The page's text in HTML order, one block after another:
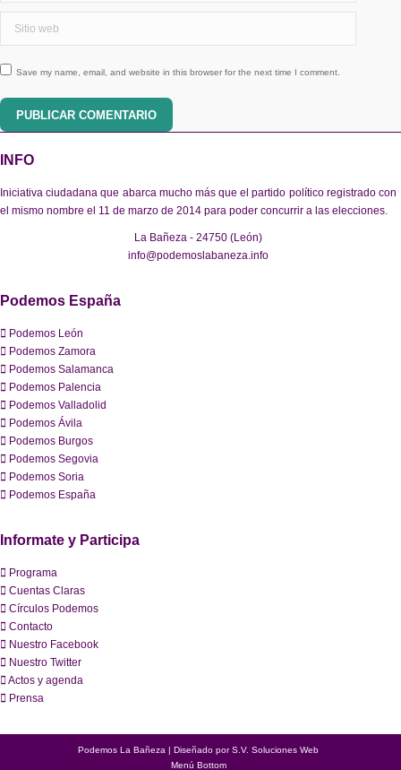
Save my name, email, and website in this browser for the next time I comment.
PUBLICAR COMENTARIO
INFO
Iniciativa ciudadana que abarca mucho más que el partido político registrado con
el mismo nombre el 11 de marzo de 2014 para poder concurrir a las elecciones.
La Bañeza - 24750 (León)
info@podemoslabaneza.info
Podemos España
Podemos León
Podemos Zamora
Podemos Salamanca
Podemos Palencia
Podemos Valladolid
Podemos Ávila
Podemos Burgos
Podemos Segovia
Podemos Soria
Podemos España
Informate y Participa
Programa
Cuentas Claras
Círculos Podemos
Contacto
Nuestro Facebook
Nuestro Twitter
Actos y agenda
Prensa
Podemos La Bañeza | Diseñado porS.V. Soluciones Web
Menú Bottom